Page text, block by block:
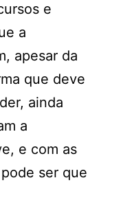
e
a
apesar da
que deve
ainda
a
e com as
ser que